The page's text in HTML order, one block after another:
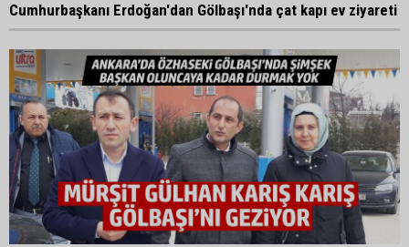
Cumhurbaşkanı Erdoğan'dan Gölbaşı'nda çat kapı ev ziyareti